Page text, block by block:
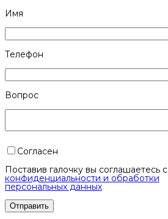
Имя
Телефон
Вопрос
Согласен
Поставив галочку вы соглашаетесь с
конфиденциальности и обработки
персональных данных